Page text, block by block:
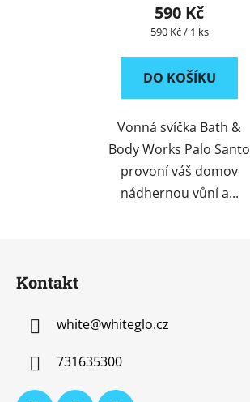
590 Kč
Měrná
590 Kč / 1 ks
DO KOŠÍKU
Vonná svíčka Bath &
Body Works Palo Santo
provoní váš domov
nádhernou vůní a...
Kontakt
white@whiteglo.cz
731635300